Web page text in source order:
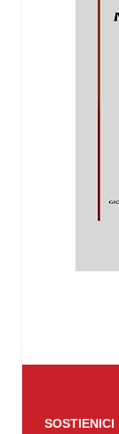
SOSTIENICI